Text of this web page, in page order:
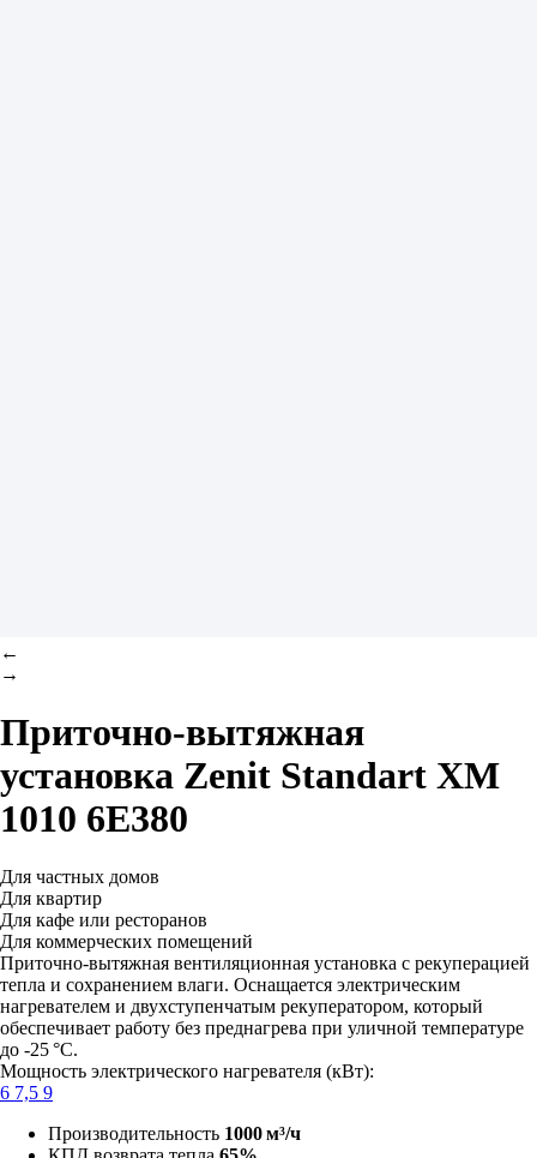
←
→
Приточно-вытяжная
установка Zenit Standart XM
1010 6E380
Для частных домов
Для квартир
Для кафе или ресторанов
Для коммерческих помещений
Приточно-вытяжная вентиляционная установка с рекуперацией
тепла и сохранением влаги. Оснащается электрическим
нагревателем и двухступенчатым рекуператором, который
обеспечивает работу без преднагрева при уличной температуре
до -25 °С.
Мощность электрического нагревателя (кВт):
6 7,5 9
Производительность 1000 м³/ч